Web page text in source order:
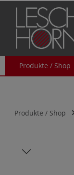
Zur
Produkte / Shop
Produkte / Shop
Bildergalerie